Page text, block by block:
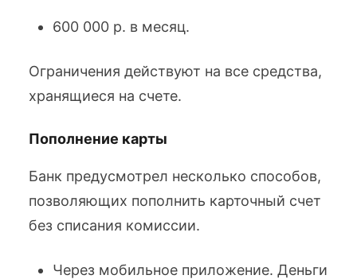
600 000 р. в месяц.
Ограничения действуют на все средства,
хранящиеся на счете.
Пополнение карты
Банк предусмотрел несколько способов,
позволяющих пополнить карточный счет
без списания комиссии.
Через мобильное приложение. Деньги